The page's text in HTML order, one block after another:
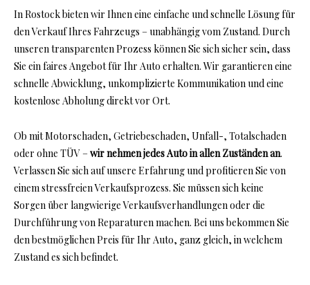
In Rostock bieten wir Ihnen eine einfache und schnelle Lösung für
den Verkauf Ihres Fahrzeugs – unabhängig vom Zustand. Durch
unseren transparenten Prozess können Sie sich sicher sein, dass
Sie ein faires Angebot für Ihr Auto erhalten. Wir garantieren eine
schnelle Abwicklung, unkomplizierte Kommunikation und eine
kostenlose Abholung direkt vor Ort.
Ob mit Motorschaden, Getriebeschaden, Unfall-, Totalschaden
oder ohne TÜV –wir nehmen jedes Auto in allen Zuständen an.
Verlassen Sie sich auf unsere Erfahrung und profitieren Sie von
einem stressfreien Verkaufsprozess. Sie müssen sich keine
Sorgen über langwierige Verkaufsverhandlungen oder die
Durchführung von Reparaturen machen. Bei uns bekommen Sie
den bestmöglichen Preis für Ihr Auto, ganz gleich, in welchem
Zustand es sich befindet.